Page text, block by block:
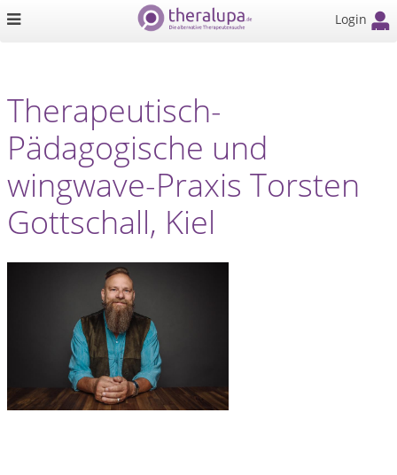
Login
Therapeutisch-
Pädagogische und
wingwave-Praxis Torsten
Gottschall, Kiel